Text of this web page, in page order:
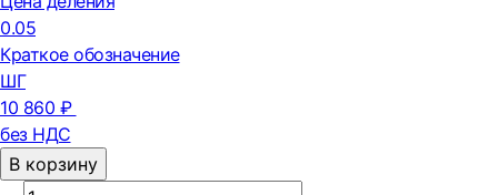
0.05
Краткое обозначение
ШГ
10 860 ₽
без НДС
В корзину